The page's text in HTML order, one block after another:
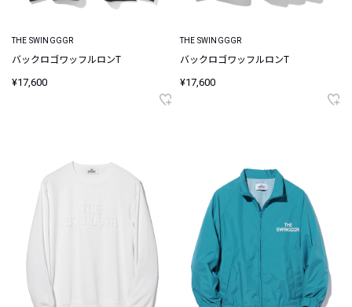
THE SWINGGGR
バックロゴワッフルロンT
¥17,600
THE SWINGGGR
バックロゴワッフルロンT
¥17,600